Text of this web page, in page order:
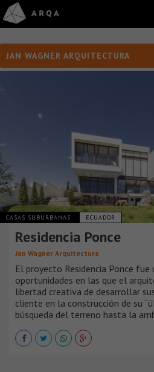
JAN WAGNER ARQUITECTURA
CASAS SUBURBANAS ECUADOR
Residencia Ponce
Jan Wagner Arquitectura
El proyecto Residencia Ponce fue
oportunidades en las que el
libertad creativa de desarrollar
cliente en la construcción de su
búsqueda del terreno hasta la